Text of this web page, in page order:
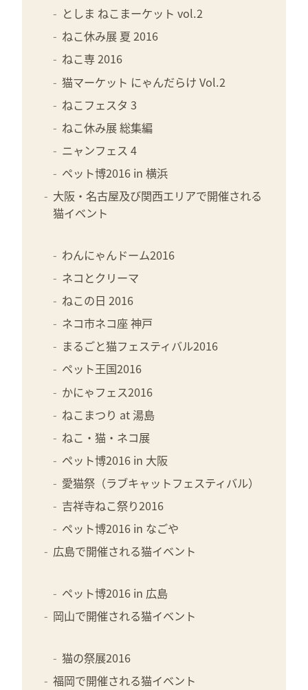
としま ねこまーケット vol.2
ねこ休み展 夏 2016
ねこ専 2016
猫マーケット にゃんだらけ Vol.2
ねこフェスタ 3
ねこ休み展 総集編
ニャンフェス 4
ペット博2016 in 横浜
大阪・名古屋及び関西エリアで開催される
猫イベント
わんにゃんドーム2016
ネコとクリーマ
ねこの日 2016
ネコ市ネコ座 神戸
まるごと猫フェスティバル2016
ペット王国2016
かにゃフェス2016
ねこまつり at 湯島
ねこ・猫・ネコ展
ペット博2016 in 大阪
愛猫祭（ラブキャットフェスティバル）
吉祥寺ねこ祭り2016
ペット博2016 in なごや
広島で開催される猫イベント
ペット博2016 in 広島
岡山で開催される猫イベント
猫の祭展2016
福岡で開催される猫イベント